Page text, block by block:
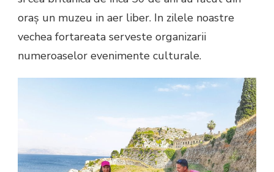
oraș un muzeu in aer liber. In zilele noastre
vechea fortareata serveste organizarii
numeroaselor evenimente culturale.